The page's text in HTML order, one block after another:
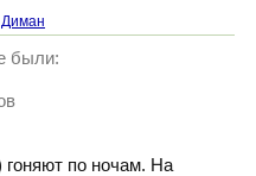
Диман
были:
гоняют по ночам. На